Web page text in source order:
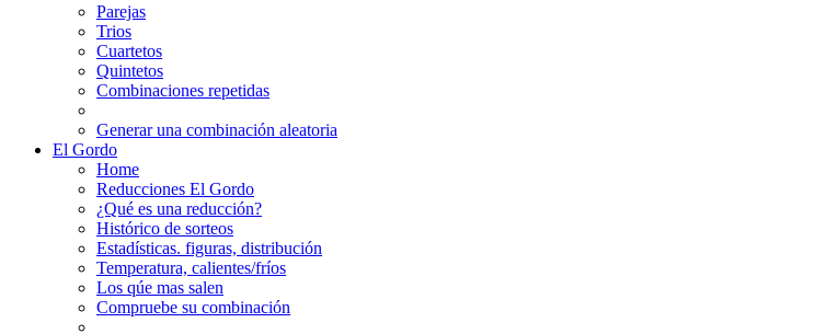
Parejas
Trios
Cuartetos
Quintetos
Combinaciones repetidas
Generar una combinación aleatoria
El Gordo
Home
Reducciones El Gordo
¿Qué es una reducción?
Histórico de sorteos
Estadísticas. figuras, distribución
Temperatura, calientes/fríos
Los qúe mas salen
Compruebe su combinación